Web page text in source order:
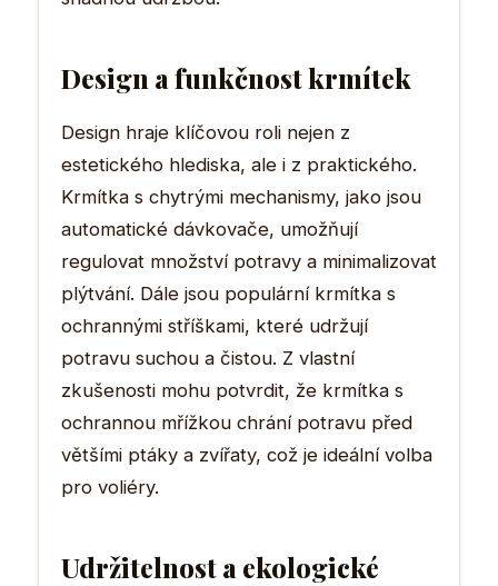
Design a funkčnost krmítek
Design hraje klíčovou roli nejen z
estetického hlediska, ale i z praktického.
Krmítka s chytrými mechanismy, jako jsou
automatické dávkovače, umožňují
regulovat množství potravy a minimalizovat
plýtvání. Dále jsou populární krmítka s
ochrannými stříškami, které udržují
potravu suchou a čistou. Z vlastní
zkušenosti mohu potvrdit, že krmítka s
ochrannou mřížkou chrání potravu před
většími ptáky a zvířaty, což je ideální volba
pro voliéry.
Udržitelnost a ekologické